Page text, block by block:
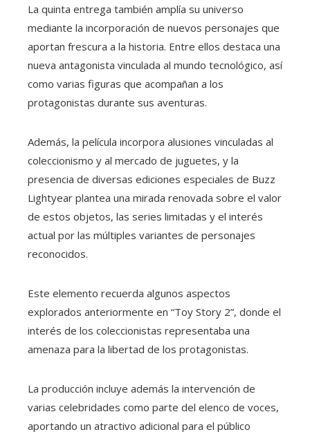
La quinta entrega también amplía su universo
mediante la incorporación de nuevos personajes que
aportan frescura a la historia. Entre ellos destaca una
nueva antagonista vinculada al mundo tecnológico, así
como varias figuras que acompañan a los
protagonistas durante sus aventuras.
Además, la película incorpora alusiones vinculadas al
coleccionismo y al mercado de juguetes, y la
presencia de diversas ediciones especiales de Buzz
Lightyear plantea una mirada renovada sobre el valor
de estos objetos, las series limitadas y el interés
actual por las múltiples variantes de personajes
reconocidos.
Este elemento recuerda algunos aspectos
explorados anteriormente en “Toy Story 2”, donde el
interés de los coleccionistas representaba una
amenaza para la libertad de los protagonistas.
La producción incluye además la intervención de
varias celebridades como parte del elenco de voces,
aportando un atractivo adicional para el público